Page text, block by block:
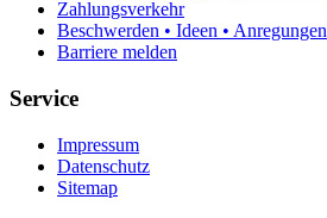
Zahlungsverkehr
Beschwerden • Ideen • Anregungen
Barriere melden
Service
Impressum
Datenschutz
Sitemap